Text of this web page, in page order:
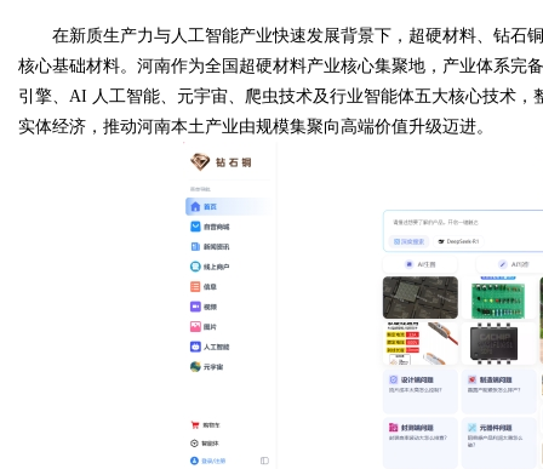
Bo
在新质生产力与人工智能产业快速发展背景下，超硬材料、钻石
核心基础材料。河南作为全国超硬材料产业核心集聚地，产业体系完
引擎、AI 人工智能、元宇宙、爬虫技术及行业智能体五大核心技术
实体经济，推动河南本土产业由规模集聚向高端价值升级迈进。